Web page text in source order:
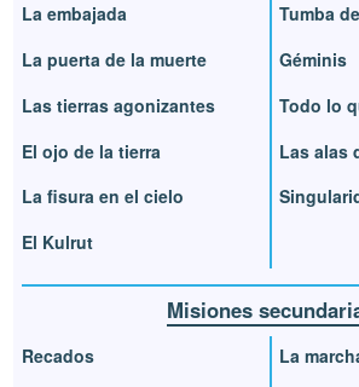
La embajada
La puerta de la muerte
Las tierras agonizantes
El ojo de la tierra
La fisura en el cielo
El Kulrut
Tumba
Géminis
Todo lo
Las alas
Misiones
Recados
La